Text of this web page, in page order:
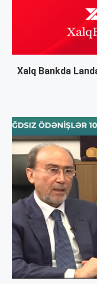
Xalq Bankda